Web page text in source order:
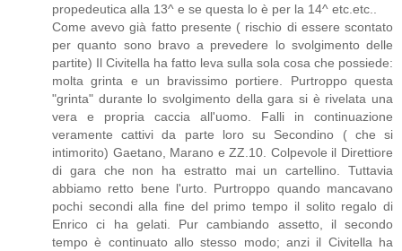
propedeutica alla 13^ e se questa lo è per la 14^ etc.etc..
Come avevo già fatto presente ( rischio di essere scontato
per quanto sono bravo a prevedere lo svolgimento delle
partite) Il Civitella ha fatto leva sulla sola cosa che possiede:
molta grinta e un bravissimo portiere. Purtroppo questa
"grinta" durante lo svolgimento della gara si è rivelata una
vera e propria caccia all'uomo. Falli in continuazione
veramente cattivi da parte loro su Secondino ( che si
intimorito) Gaetano, Marano e ZZ.10. Colpevole il Direttiore
di gara che non ha estratto mai un cartellino. Tuttavia
abbiamo retto bene l'urto. Purtroppo quando mancavano
pochi secondi alla fine del primo tempo il solito regalo di
Enrico ci ha gelati. Pur cambiando assetto, il secondo
tempo è continuato allo stesso modo; anzi il Civitella ha